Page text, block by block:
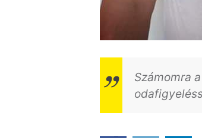
Számomra